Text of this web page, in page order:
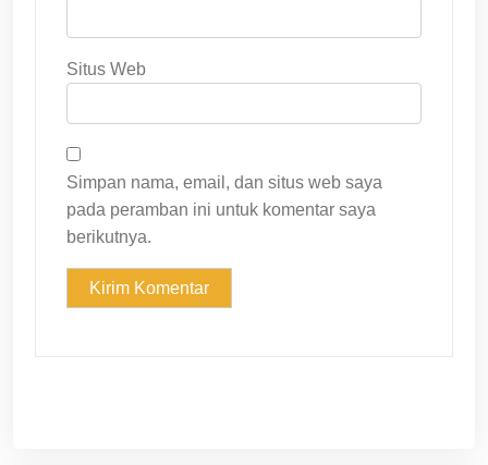
Situs Web
Simpan nama, email, dan situs web saya
pada peramban ini untuk komentar saya
berikutnya.